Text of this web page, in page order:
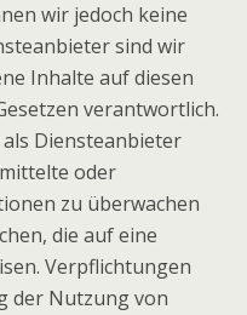
wir jedoch keine
sind wir
Inhalte auf diesen
verantwortlich.
als Diensteanbieter
oder
zu überwachen
die auf eine
Verpflichtungen
der Nutzung von